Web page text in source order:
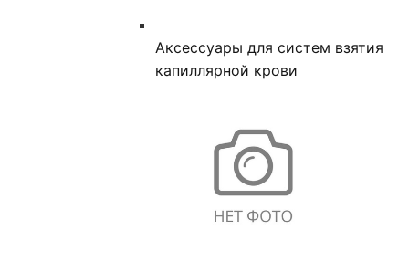
Аксессуары для систем взятия
капиллярной крови